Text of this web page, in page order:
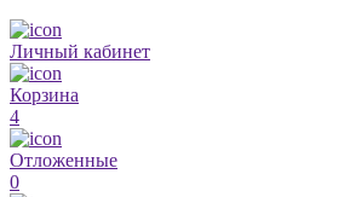
Личный кабинет
Корзина
4
Отложенные
0